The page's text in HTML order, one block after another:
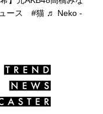
ース #猫 ♬ Neko -